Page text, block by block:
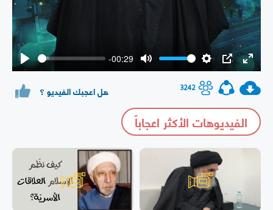
Play
-00:29
Mute
Settings
PIP Enter
3242 هل اعجبك الفيديو ؟
الفيديوهات الأكثر اعجاباً